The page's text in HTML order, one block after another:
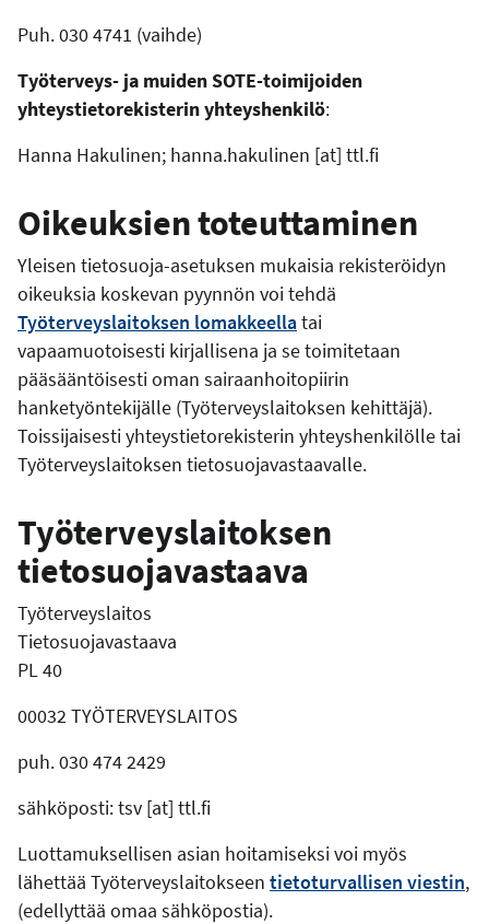
Puh. 030 4741 (vaihde)
Työterveys- ja muiden SOTE-toimijoiden
yhteystietorekisterinyhteyshenkilö:
Hanna Hakulinen; hanna.hakulinen [at] ttl.fi
Oikeuksien toteuttaminen
Yleisen tietosuoja-asetuksen mukaisia rekisteröidyn
oikeuksia koskevan pyynnön voi tehdä
Työterveyslaitoksen lomakkeellatai
vapaamuotoisesti kirjallisena ja se toimitetaan
pääsääntöisesti oman sairaanhoitopiirin
hanketyöntekijälle (Työterveyslaitoksen kehittäjä).
Toissijaisesti yhteystietorekisterin yhteyshenkilölle tai
Työterveyslaitoksen tietosuojavastaavalle.
Työterveyslaitoksen
tietosuojavastaava
Työterveyslaitos
Tietosuojavastaava
PL 40
00032 TYÖTERVEYSLAITOS
puh. 030 474 2429
sähköposti:tsv [at] ttl.fi
Luottamuksellisen asian hoitamiseksi voi myös
lähettää Työterveyslaitokseen tietoturvallisen viestin,
(edellyttää omaa sähköpostia).